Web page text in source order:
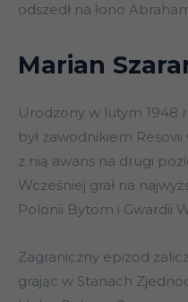
odszedł na łono
Marian
Urodzony w lutym 1948
był zawodnikiem
z nią awans na drugi
Wcześniej grał na
Polonii Bytom i Gwardii
Zagraniczny epizod
grając w Stanach